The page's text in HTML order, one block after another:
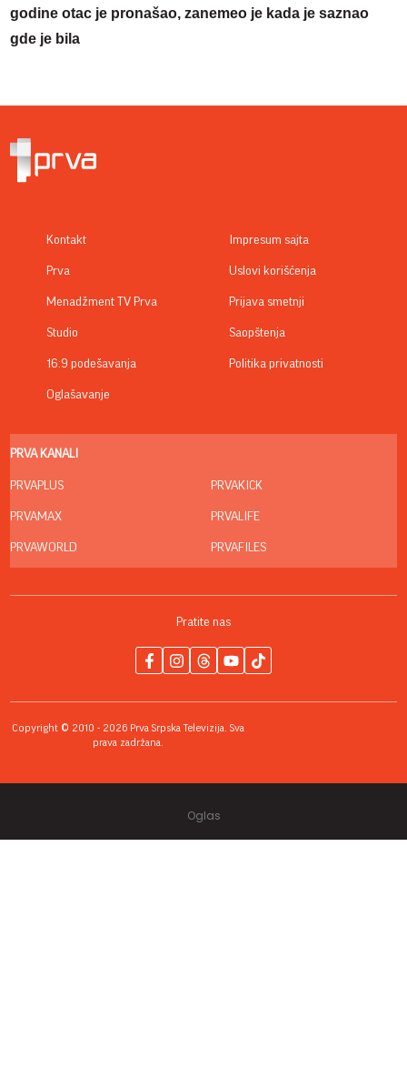
godine otac je pronašao, zanemeo je kada je saznao
gde je bila
Kontakt
Prva
Menadžment TV Prva
Studio
16:9 podešavanja
Oglašavanje
Impresum sajta
Uslovi korišćenja
Prijava smetnji
Saopštenja
Politika privatnosti
PRVA KANALI
PRVAPLUS
PRVAMAX
PRVAWORLD
PRVAKICK
PRVALIFE
PRVAFILES
Pratite nas
Copyright © 2010 - 2026 Prva Srpska Televizija. Sva
prava zadržana.